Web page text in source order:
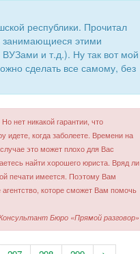
республики. Прочитал
занимающиеся этими
и т.д.). Ну так вот мой
сделать все самому, без
нет никакой гарантии, что
идете, когда заболеете. Времени на
это может плохо для Вас
найти хорошего юриста. Вряд ли
печати имеется. Поэтому Вам
которе сможет Вам помочь
Бюро «Прямой разговор»